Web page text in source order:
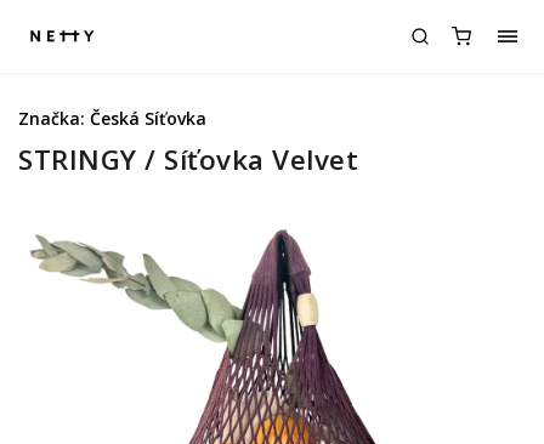
STRINGY / Síťovka Velvet
Značka: Česká Síťovka